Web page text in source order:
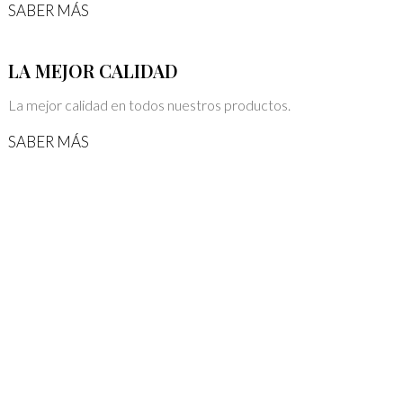
SABER MÁS
LA MEJOR CALIDAD
La mejor calidad en todos nuestros productos.
SABER MÁS